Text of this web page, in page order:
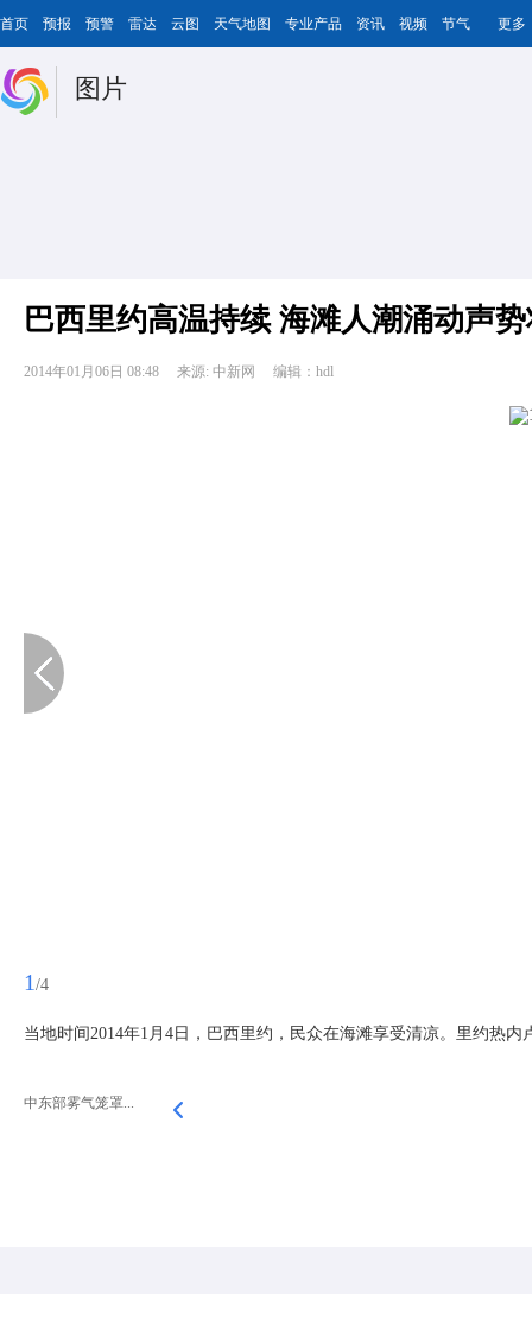
首页 预报 预警 雷达 云图 天气地图 专业产品 资讯 视频 节气 更多
图片
巴西里约高温持续 海滩人潮涌动声
2014年01月06日 08:48 来源: 中新网 编辑：hdl
1 /4
当地时间2014年1月4日，巴西里约，民众在海滩享受清凉。里约热内
中东部雾气笼罩...